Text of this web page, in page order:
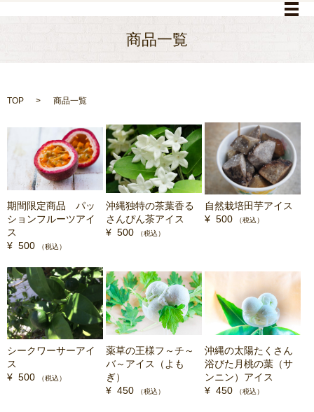
メ
商品一覧
TOP 商品一覧
期間限定商品 パッ
ションフルーツアイ
ス
¥ 500
（税込）
沖縄独特の茶葉香る
さんぴん茶アイス
¥ 500
（税込）
自然栽培田芋アイス
¥ 500
（税込）
シークワーサーアイ
ス
¥ 500
（税込）
薬草の王様フ～チ～
バ～アイス（よも
ぎ）
¥ 450
（税込）
沖縄の太陽たくさん
浴びた月桃の葉（サ
ンニン）アイス
¥ 450
（税込）